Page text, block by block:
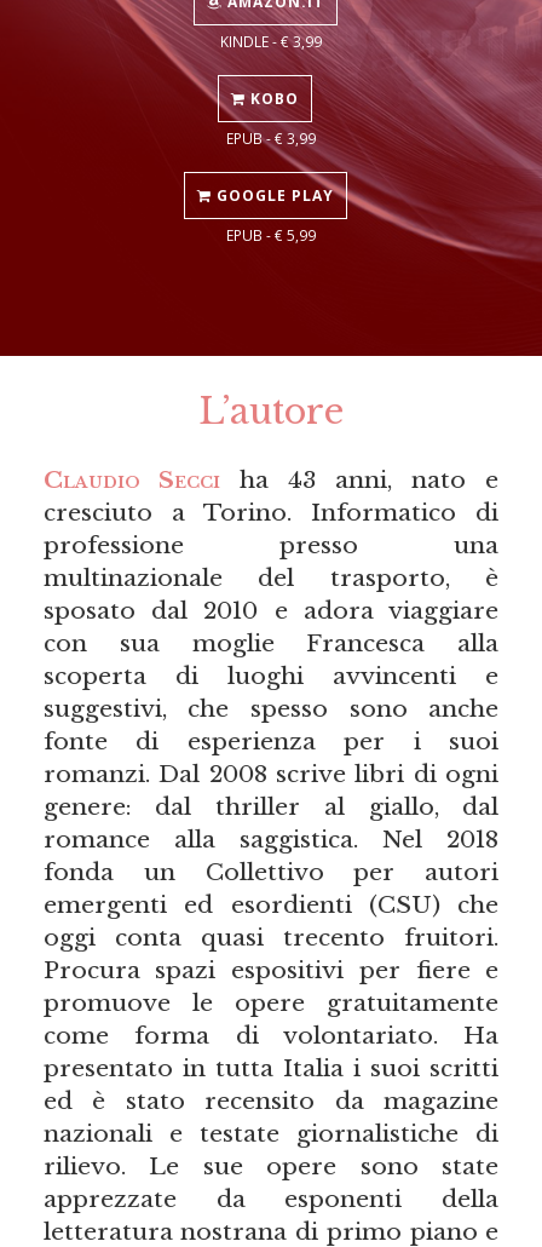
KINDLE - € 3,99
KOBO
EPUB - € 3,99
GOOGLE PLAY
EPUB - € 5,99
L’autore
Claudio Secciha 43 anni, nato e
cresciuto a Torino. Informatico di
professione presso una
multinazionale del trasporto, è
sposato dal 2010 e adora viaggiare
con sua moglie Francesca alla
scoperta di luoghi avvincenti e
suggestivi, che spesso sono anche
fonte di esperienza per i suoi
romanzi. Dal 2008 scrive libri di ogni
genere: dal thriller al giallo, dal
romance alla saggistica. Nel 2018
fonda un Collettivo per autori
emergenti ed esordienti (CSU) che
oggi conta quasi trecento fruitori.
Procura spazi espositivi per fiere e
promuove le opere gratuitamente
come forma di volontariato. Ha
presentato in tutta Italia i suoi scritti
ed è stato recensito da magazine
nazionali e testate giornalistiche di
rilievo. Le sue opere sono state
apprezzate da esponenti della
letteratura nostrana di primo piano e